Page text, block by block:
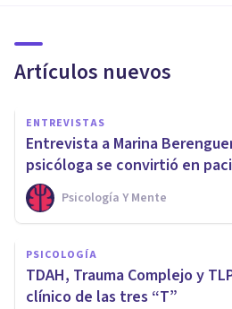
Artículos nuevos
ENTREVISTAS
Entrevista a Marina
psicóloga se convirtió en
Psicología Y Mente
PSICOLOGÍA
TDAH, Trauma Complejo y
clínico de las tres “T”